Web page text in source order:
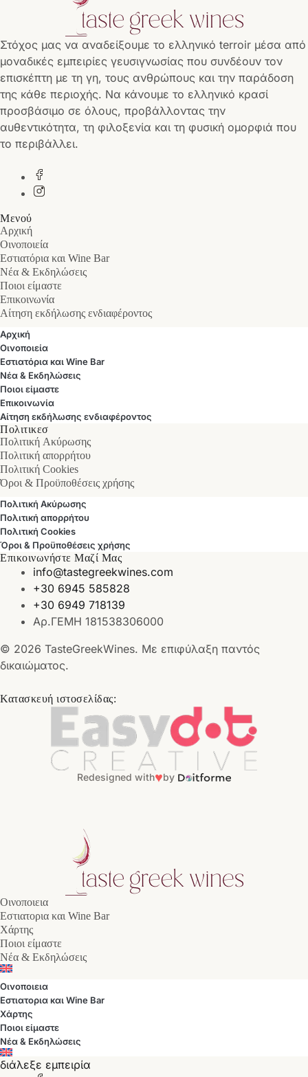
Στόχος μας να αναδείξουμε το ελληνικό terroir μέσα από
μοναδικές εμπειρίες γευσιγνωσίας που συνδέουν τον
επισκέπτη με τη γη, τους ανθρώπους και την παράδοση
της κάθε περιοχής. Να κάνουμε το ελληνικό κρασί
προσβάσιμο σε όλους, προβάλλοντας την
αυθεντικότητα, τη φιλοξενία και τη φυσική ομορφιά που
το περιβάλλει.
Μενού
Αρχική
Οινοποιεία
Εστιατόρια και Wine Bar
Νέα & Εκδηλώσεις
Ποιοι είμαστε
Επικοινωνία
Αίτηση εκδήλωσης ενδιαφέροντος
Αρχική
Οινοποιεία
Εστιατόρια και Wine Bar
Νέα & Εκδηλώσεις
Ποιοι είμαστε
Επικοινωνία
Αίτηση εκδήλωσης ενδιαφέροντος
Πολιτικεσ
Πολιτική Ακύρωσης
Πολιτική απορρήτου
Πολιτική Cookies
Όροι & Προϋποθέσεις χρήσης
Πολιτική Ακύρωσης
Πολιτική απορρήτου
Πολιτική Cookies
Όροι & Προϋποθέσεις χρήσης
Επικοινωνήστε Μαζί Μας
info@tastegreekwines.com
+30 6945 585828
+30 6949 718139
Αρ.ΓΕΜΗ 181538306000
© 2026 TasteGreekWines. Με επιφύλαξη παντός
δικαιώματος.
Κατασκευή ιστοσελίδας:
Redesigned with♥by
Οινοποιεια
Εστιατορια και Wine Bar
Χάρτης
Ποιοι είμαστε
Νέα & Εκδηλώσεις
Οινοποιεια
Εστιατορια και Wine Bar
Χάρτης
Ποιοι είμαστε
Νέα & Εκδηλώσεις
διάλεξε εμπειρία